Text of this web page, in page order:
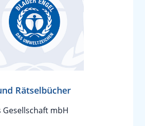
Rätselbücher
Gesellschaft mbH